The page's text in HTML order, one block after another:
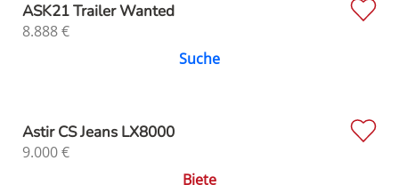
ASK21 Trailer Wanted
8.888€
Suche
Astir CS Jeans LX8000
9.000€
Biete